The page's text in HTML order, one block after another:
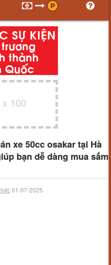
100
xe 50cc osakar tại Hà
bạn dễ dàng mua sắm
01-07-2025